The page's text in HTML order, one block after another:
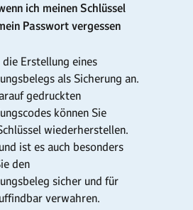
ich meinen Schlüssel
Passwort vergessen
Erstellung eines
als Sicherung an.
gedruckten
können Sie
wiederherstellen.
ist es auch besonders
den
sicher und für
verwahren.